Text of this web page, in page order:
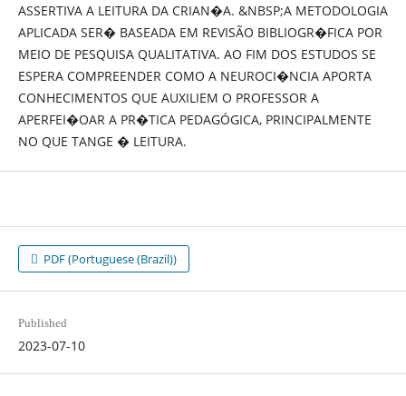
ASSERTIVA A LEITURA DA CRIAN�A. &NBSP;A METODOLOGIA
APLICADA SER� BASEADA EM REVISÃO BIBLIOGR�FICA POR
MEIO DE PESQUISA QUALITATIVA. AO FIM DOS ESTUDOS SE
ESPERA COMPREENDER COMO A NEUROCI�NCIA APORTA
CONHECIMENTOS QUE AUXILIEM O PROFESSOR A
APERFEI�OAR A PR�TICA PEDAGÓGICA, PRINCIPALMENTE
NO QUE TANGE � LEITURA.
PDF (Portuguese (Brazil))
Published
2023-07-10